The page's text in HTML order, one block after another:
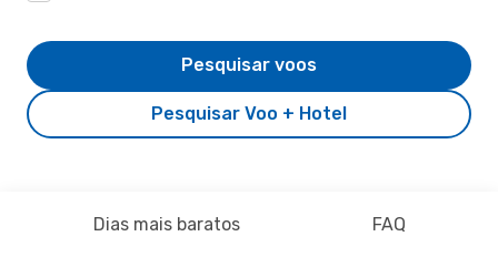
Pesquisar Voo + Hotel
Pesquisar voos
Dias mais baratos FAQ